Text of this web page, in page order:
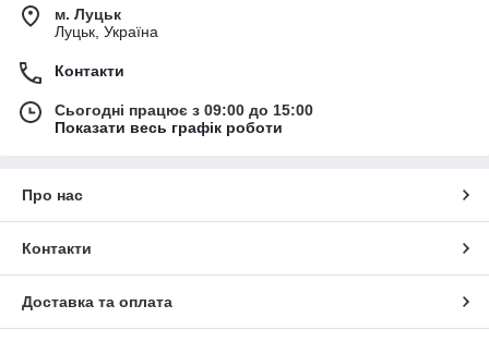
м. Луцьк
Луцьк, Україна
Контакти
Сьогодні працює з 09:00 до 15:00
Показати весь графік роботи
Про нас
Контакти
Доставка та оплата